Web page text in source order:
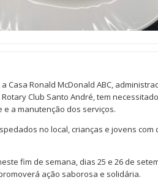
Casa Ronald McDonald ABC,
Rotary Club Santo André, tem
a manutenção dos serviços.
no local, crianças e jovens
fim de semana, dias 25 e 26 de
ação saborosa e solidária.